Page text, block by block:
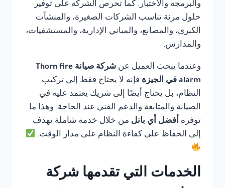
والبرمجة والاختبار. كما تحرص الشركة على توفير
حلول مرنة تناسب الشركات الصغيرة، والمنشآت
الكبرى، والمصانع، والمباني الإدارية، والمستشفيات،
والمدارس.
وعندما يبحث العميل عن
شركة صيانة Thorn fire
alarm في الجيزة
فإنه لا يحتاج فقط إلى تركيب
النظام، بل يحتاج أيضًا إلى شريك يعتمد عليه في
الصيانة والمتابعة والدعم الفني عند الحاجة. وهذا ما
توفره أفضل أي بانل من خلال خدمة شاملة تهدف
إلى الحفاظ على كفاءة النظام على مدار الوقت.
الخدمات التي تقدمها شركة